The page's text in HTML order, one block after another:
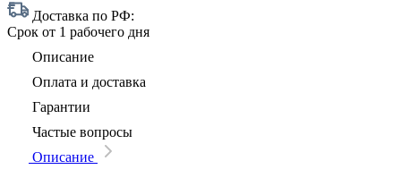
Доставка по РФ:
Срок от 1 рабочего дня
Описание
Оплата и доставка
Гарантии
Частые вопросы
Описание